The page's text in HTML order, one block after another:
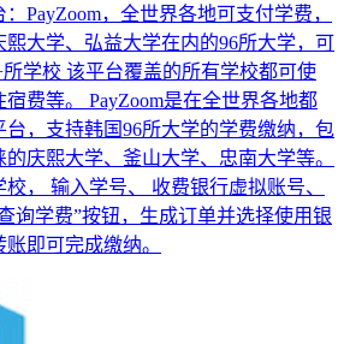
PayZoom，全世界各地可支付学费，
大学、弘益大学在内的96所大学，可
学校 该平台覆盖的所有学校都可使
费等。 PayZoom是在全世界各地都
，支持韩国96所大学的学费缴纳，包
庆熙大学、釜山大学、忠南大学等。
， 输入学号、 收费银行虚拟账号、
询学费”按钮，生成订单并选择使用银
即可完成缴纳。